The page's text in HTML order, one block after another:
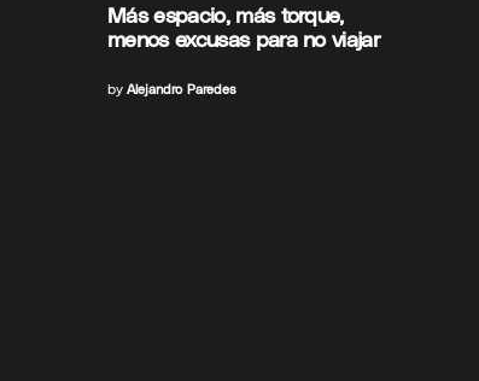
Más espacio, más torque,
menos excusas para no viajar
by Alejandro Paredes